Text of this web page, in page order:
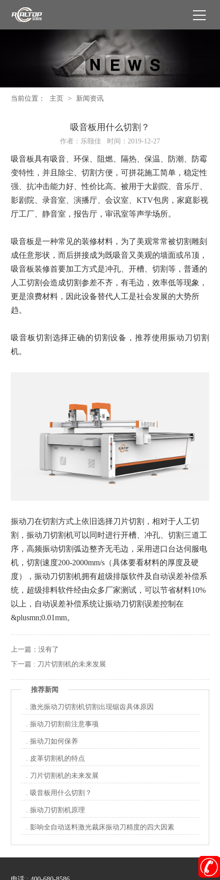
当前位置： 主页 > 新闻资讯
吸音板用什么切割？
作者：乐颐佳 时间：2019-12-27
吸音板具有吸音、环保、阻燃、隔热、保温、防潮、防霉
变特性，并且除尘、切割方便，可拼花施工简单，稳定性
强、抗冲击能力好、性价比高。被用于大剧院、音乐厅、
影剧院、录音室、演播厅、会议室、KTV包房，家庭影视
厅工厂、静音室，报告厅，审讯室等声学场所。
吸音板是一种常见的装修材料，为了美观常常被切割雕刻
成任意形状，而后拼接成为既吸音又美观的墙面或吊顶，
吸音板装修首要加工方式是冲孔、开槽、切割等，普通的
人工切割会造成切割参差不齐，有毛边，效率低等现象，
更是浪费材料，因此设备替代人工是社会发展的大势所
趋。
吸音板切割选择正确的切割设备，推荐使用振动刀切割
机。
振动刀在切割方式上依旧选择刀片切割，相对于人工切
割，振动刀切割机可以同时进行开槽、冲孔、切割三道工
序，高频振动切割弧边整齐无毛边，采用进口台达伺服电
机，切割速度200-2000mm/s（具体要看材料的厚度及硬
度），振动刀切割机拥有超级排版软件及自动误差补偿系
统，超级排料软件经由众多厂家测试，可以节省材料10%
以上，自动误差补偿系统让振动刀切割误差控制在
&plusmn;0.01mm。
上一篇：没有了
下一篇 : 刀片切割机的未来发展
推荐新闻
. 激光振动刀切割机切割出现锯齿具体原因
. 振动刀切割前注意事项
. 振动刀如何保养
. 皮革切割机的特点
. 刀片切割机的未来发展
. 吸音板用什么切割？
. 振动刀切割机原理
. 影响全自动送料激光裁床振动刀精度的四大因素